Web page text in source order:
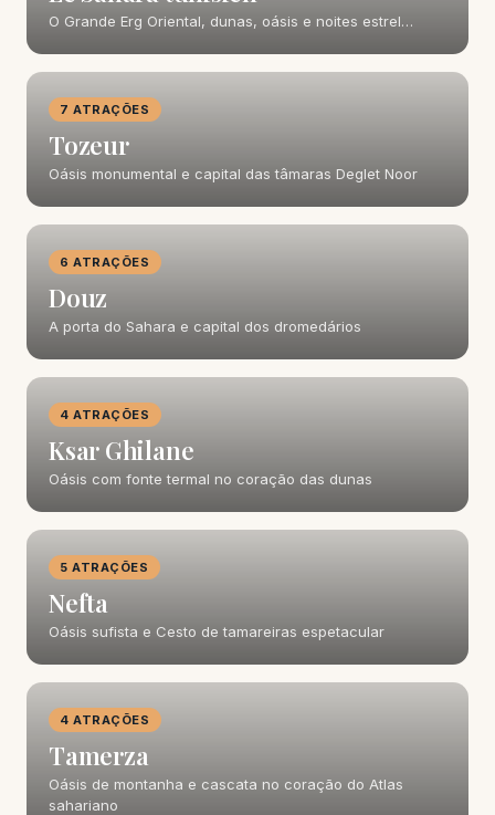
O Grande Erg Oriental, dunas, oásis e noites estrel…
7 ATRAÇÕES
Tozeur
Oásis monumental e capital das tâmaras Deglet Noor
6 ATRAÇÕES
Douz
A porta do Sahara e capital dos dromedários
4 ATRAÇÕES
Ksar Ghilane
Oásis com fonte termal no coração das dunas
5 ATRAÇÕES
Nefta
Oásis sufista e Cesto de tamareiras espetacular
4 ATRAÇÕES
Tamerza
Oásis de montanha e cascata no coração do Atlas
sahariano